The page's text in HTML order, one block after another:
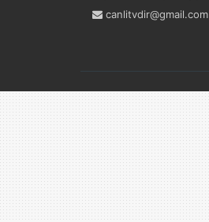
canlitvdir@gmail.com